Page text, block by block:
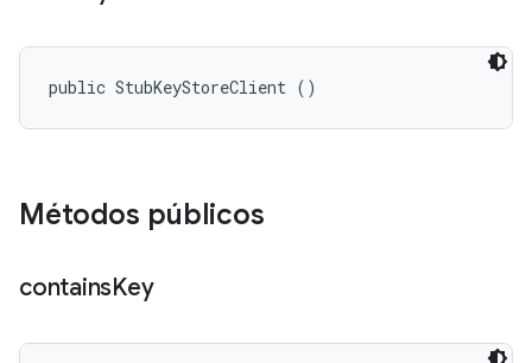
public StubKeyStoreClient ()
Métodos públicos
containsKey